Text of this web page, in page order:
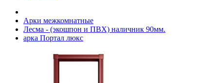
Арки межкомнатные
Лесма - (экошпон и ПВХ) наличник 90мм.
арка Портал люкс